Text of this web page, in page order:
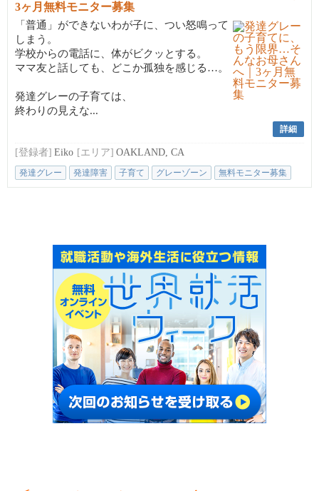
3ヶ月無料モニター募集
「普通」ができないわが子に、つい怒鳴って
しまう。
学校からの電話に、体がビクッとする。
ママ友と話しても、どこか孤独を感じる…。
発達グレーの子育ては、
終わりの見えな...
詳細
[登録者] Eiko [エリア] OAKLAND, CA
発達グレー 発達障害 子育て グレーゾーン 無料モニター募集